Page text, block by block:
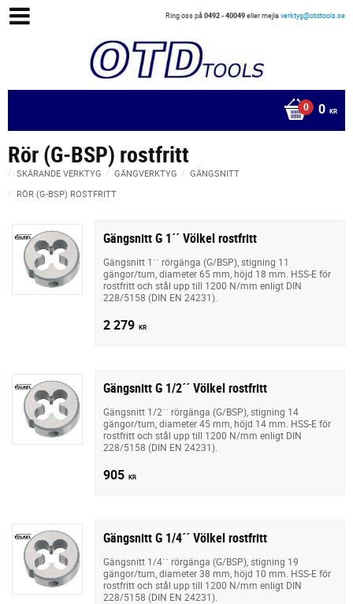
Ring oss på0492 - 40049eller mejlaverktyg@otdtools.se
0 KR
Rör (G-BSP) rostfritt
SKÄRANDE VERKTYG GÄNGVERKTYG
GÄNGSNITT
RÖR (G-BSP) ROSTFRITT
Gängsnitt G 1´´ Völkel rostfritt
Gängsnitt 1´´ rörgänga (G/BSP), stigning 11
gängor/tum, diameter 65 mm, höjd 18 mm. HSS-E för
rostfritt och stål upp till 1200 N/mm enligt DIN
228/5158 (DIN EN 24231).
2 279 KR
Gängsnitt G 1/2´´ Völkel rostfritt
Gängsnitt 1/2´´ rörgänga (G/BSP), stigning 14
gängor/tum, diameter 45 mm, höjd 14 mm. HSS-E för
rostfritt och stål upp till 1200 N/mm enligt DIN
228/5158 (DIN EN 24231).
905 KR
Gängsnitt G 1/4´´ Völkel rostfritt
Gängsnitt 1/4´´ rörgänga (G/BSP), stigning 19
gängor/tum, diameter 38 mm, höjd 10 mm. HSS-E för
rostfritt och stål upp till 1200 N/mm enligt DIN
228/5158 (DIN EN 24231).